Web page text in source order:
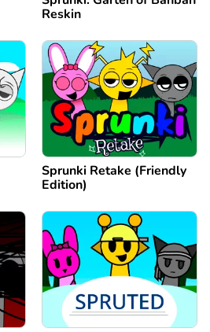
Reskin
Sprunki Retake (Friendly
Edition)